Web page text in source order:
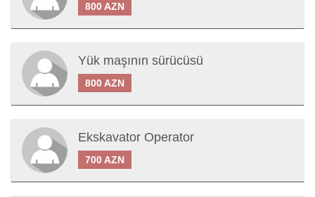
800 AZN
Yük maşının sürücüsü
800 AZN
Ekskavator Operator
700 AZN